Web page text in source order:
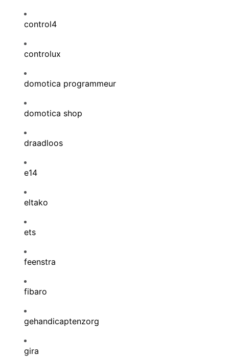
control4
controlux
domotica programmeur
domotica shop
draadloos
e14
eltako
ets
feenstra
fibaro
gehandicaptenzorg
gira